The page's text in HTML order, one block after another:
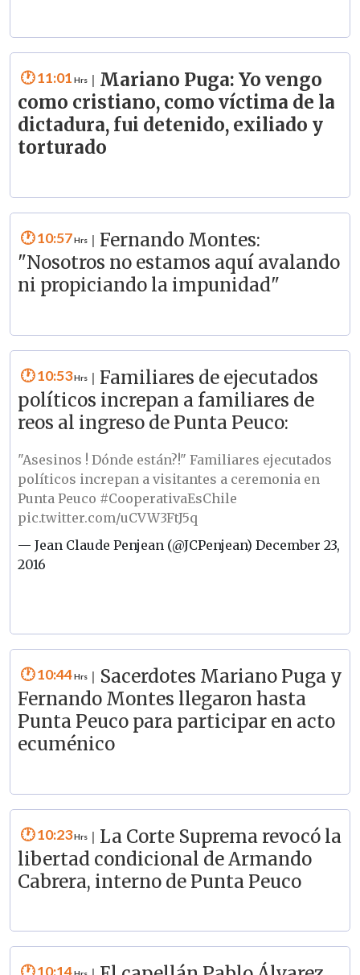
11:01
Mariano Puga: Yo vengo
como cristiano, como víctima de la
dictadura, fui detenido, exiliado y
torturado
10:57
Fernando Montes:
"Nosotros no estamos aquí avalando
ni propiciando la impunidad"
10:53
Familiares de ejecutados
políticos increpan a familiares de
reos al ingreso de Punta Peuco:
"Asesinos ! Dónde están?!" Familiares ejecutados
políticos increpan a visitantes a ceremonia en
Punta Peuco #CooperativaEsChile
pic.twitter.com/uCVW3FtJ5q
— Jean Claude Penjean (@JCPenjean) December 23,
2016
10:44
Sacerdotes Mariano Puga y
Fernando Montes llegaron hasta
Punta Peuco para participar en acto
ecuménico
10:23
La Corte Suprema revocó la
libertad condicional de Armando
Cabrera, interno de Punta Peuco
10:14